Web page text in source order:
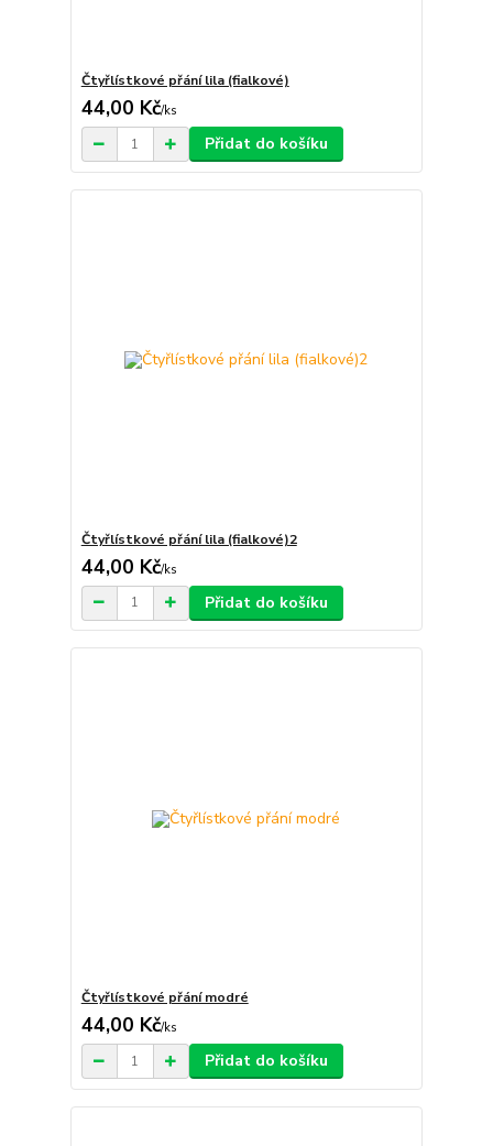
Čtyřlístkové přání lila (fialkové)
44,00 Kč/ks
Přidat do košíku
Čtyřlístkové přání lila (fialkové)2
44,00 Kč/ks
Přidat do košíku
Čtyřlístkové přání modré
44,00 Kč/ks
Přidat do košíku